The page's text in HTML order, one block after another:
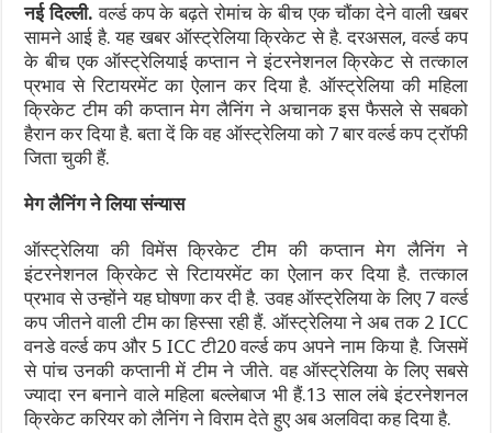
पाकिस्तान में सियासी भूचाल: शहबाज सरकार संकट में, 21 साल के सबसे
‘गजनी’ और ‘लगान’ फेम अभिनेता प्रदीप रावत का 74 की उम्र में निधन,
झारखंड में JPSC-JSSC धांधली पर उग्र हुआ छात्र आंदोलन: छात्र नेता
नई दिल्ली. वर्ल्ड कप के बढ़ते रोमांच के बीच एक चौंका देने वाली खबर
सामने आई है. यह खबर ऑस्ट्रेलिया क्रिकेट से है. दरअसल, वर्ल्ड कप
के बीच एक ऑस्ट्रेलियाई कप्तान ने इंटरनेशनल क्रिकेट से तत्काल
प्रभाव से रिटायरमेंट का ऐलान कर दिया है. ऑस्ट्रेलिया की महिला
क्रिकेट टीम की कप्तान मेग लैनिंग ने अचानक इस फैसले से सबको
हैरान कर दिया है. बता दें कि वह ऑस्ट्रेलिया को 7 बार वर्ल्ड कप ट्रॉफी
जिता चुकी हैं.
मेग लैनिंग ने लिया संन्यास
ऑस्ट्रेलिया की विमेंस क्रिकेट टीम की कप्तान मेग लैनिंग ने
इंटरनेशनल क्रिकेट से रिटायरमेंट का ऐलान कर दिया है. तत्काल
प्रभाव से उन्होंने यह घोषणा कर दी है. उवह ऑस्ट्रेलिया के लिए 7 वर्ल्ड
कप जीतने वाली टीम का हिस्सा रही हैं. ऑस्ट्रेलिया ने अब तक 2 ICC
वनडे वर्ल्ड कप और 5 ICC टी20 वर्ल्ड कप अपने नाम किया है. जिसमें
से पांच उनकी कप्तानी में टीम ने जीते. वह ऑस्ट्रेलिया के लिए सबसे
ज्यादा रन बनाने वाले महिला बल्लेबाज भी हैं.13 साल लंबे इंटरनेशनल
क्रिकेट करियर को लैनिंग ने विराम देते हुए अब अलविदा कह दिया है.